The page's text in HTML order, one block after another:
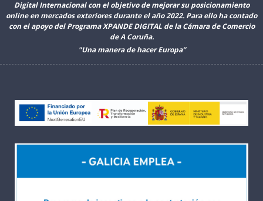
Digital Internacional con el objetivo de mejorar su posicionamiento
online en mercados exteriores durante el año 2022. Para ello ha contado
con el apoyo del Programa XPANDE DIGITAL de la Cámara de Comercio
de A Coruña.
"Una manera de hacer Europa”